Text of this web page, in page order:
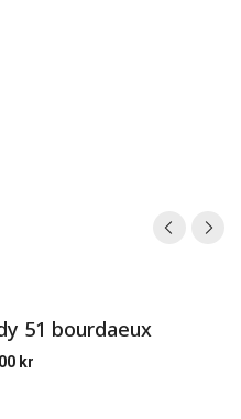
51 bourdaeux
kr